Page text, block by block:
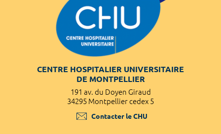
CENTRE HOSPITALIER UNIVERSITAIRE
DE MONTPELLIER
191 av. du Doyen Giraud
34295 Montpellier cedex 5
Contacter le CHU